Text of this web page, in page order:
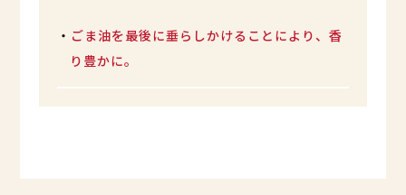
・ ごま油を最後に垂らしかけることにより、香
り豊かに。